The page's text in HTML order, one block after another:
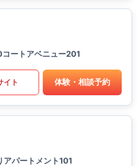
ートアベニュー201
イト 体験・相談予約
パートメント101